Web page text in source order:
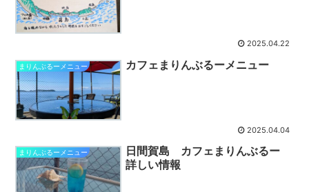
2025.04.22
まりんぶるーメニュー カフェまりんぶるーメニュー
2025.04.04
まりんぶるーメニュー
日間賀島 カフェまりんぶるー
詳しい情報